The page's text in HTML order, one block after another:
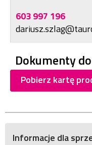
603 997 196
Dokumenty
Pobierz kartę
Informacje dla